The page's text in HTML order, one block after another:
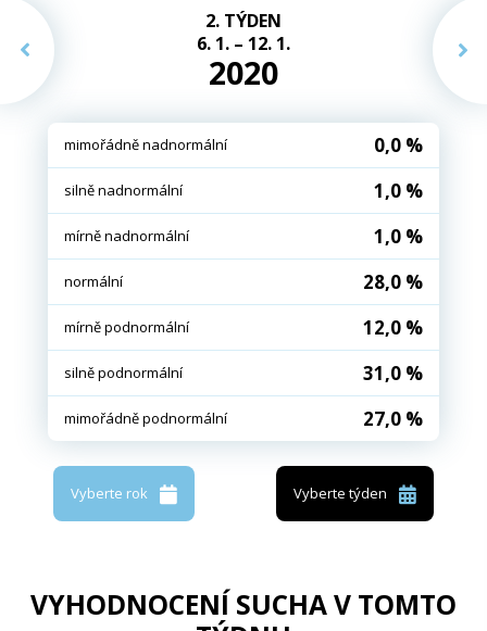
2. TÝDEN
6. 1. – 12. 1.
2020
mimořádně nadnormální 0,0 %
silně nadnormální 1,0 %
mírně nadnormální 1,0 %
normální 28,0 %
mírně podnormální 12,0 %
silně podnormální 31,0 %
mimořádně podnormální 27,0 %
Vyberte rok Vyberte týden
VYHODNOCENÍ SUCHA V TOMTO